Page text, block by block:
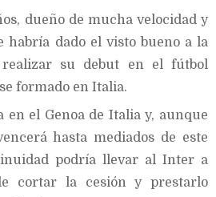
dueño de mucha velocidad y
habría dado el visto bueno a la
su debut en el fútbol
formado en Italia.
en el Genoa de Italia y, aunque
hasta mediados de este
podría llevar al Inter a
cortar la cesión y prestarlo